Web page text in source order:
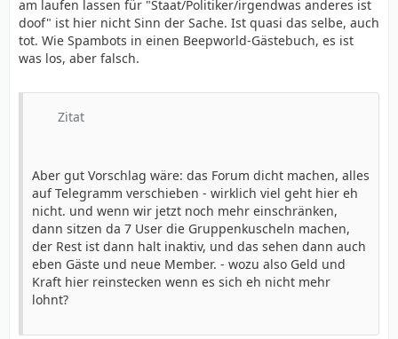
am laufen lassen für "Staat/Politiker/irgendwas anderes ist
doof" ist hier nicht Sinn der Sache. Ist quasi das selbe, auch
tot. Wie Spambots in einen Beepworld-Gästebuch, es ist
was los, aber falsch.
Zitat
Aber gut Vorschlag wäre: das Forum dicht machen, alles
auf Telegramm verschieben - wirklich viel geht hier eh
nicht. und wenn wir jetzt noch mehr einschränken,
dann sitzen da 7 User die Gruppenkuscheln machen,
der Rest ist dann halt inaktiv, und das sehen dann auch
eben Gäste und neue Member. - wozu also Geld und
Kraft hier reinstecken wenn es sich eh nicht mehr
lohnt?